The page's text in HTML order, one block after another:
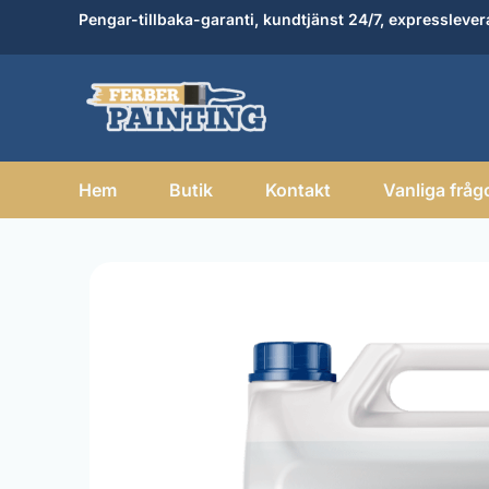
Pengar-tillbaka-garanti, kundtjänst 24/7,
Hem Butik Kontakt Vanliga